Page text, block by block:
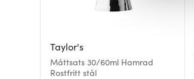
Taylor's
Måttsats 30/60ml Hamrad
Rostfritt stål